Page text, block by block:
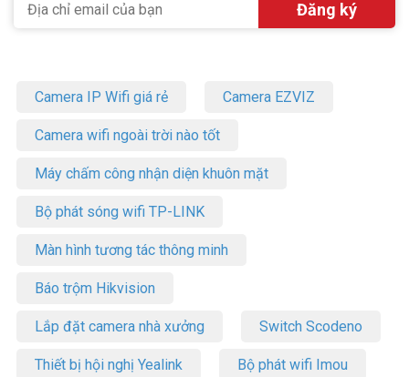
Camera IP Wifi giá rẻ Camera EZVIZ
Camera wifi ngoài trời nào tốt
Máy chấm công nhận diện khuôn mặt
Bộ phát sóng wifi TP-LINK
Màn hình tương tác thông minh
Báo trộm Hikvision
Lắp đặt camera nhà xưởng Switch Scodeno
Thiết bị hội nghị Yealink Bộ phát wifi Imou